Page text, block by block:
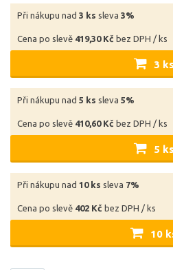
Při nákupu nad 3 ks sleva 3%
Cena po slevě 419,30 Kč bez DPH / ks
3 ks
Při nákupu nad 5 ks sleva 5%
Cena po slevě 410,60 Kč bez DPH / ks
5 ks
Při nákupu nad 10 ks sleva 7%
Cena po slevě 402 Kč bez DPH / ks
10